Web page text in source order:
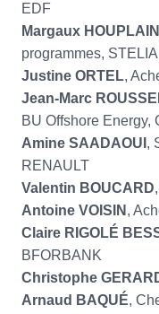
EDF
Margaux HOUPLAIN
programmes,
Justine ORTEL,
Jean-Marc
BU Offshore Energy,
Amine SAADAOUI ,
RENAULT
Valentin BOUCARD
Antoine VOISIN ,
Claire RIGOLÉ
BFORBANK
Christophe
Arnaud BAQUÉ,